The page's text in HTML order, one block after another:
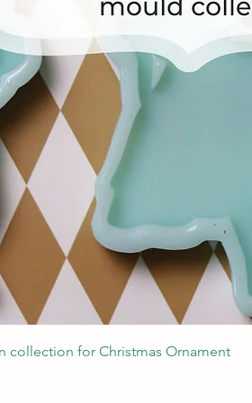
Швидкий перегляд
collection for Christmas Ornament